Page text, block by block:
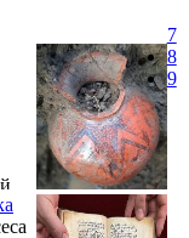
своеобразное
этих
7
8
9